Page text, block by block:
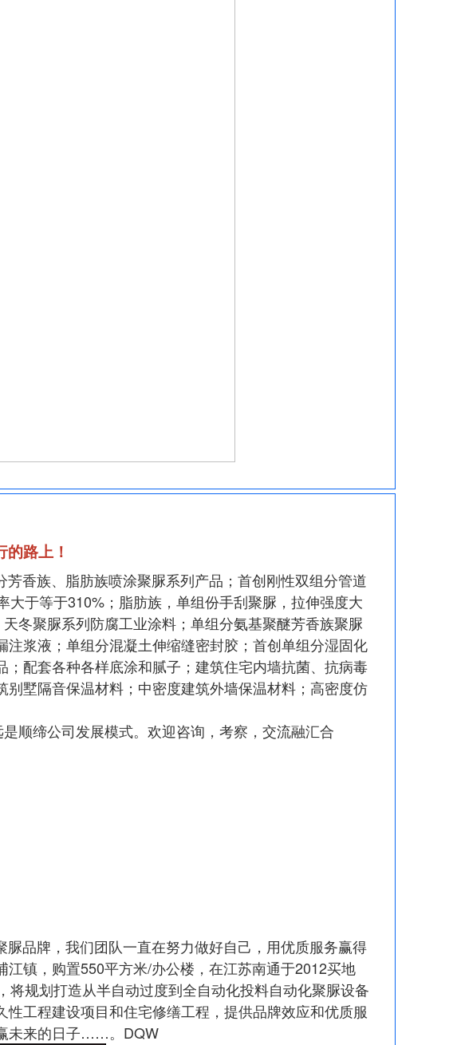
路上！
香族、脂肪族喷涂聚脲系列产品；首创刚性双组分管道
于等于310%；脂肪族，单组份手刮聚脲，拉伸强度大
冬聚脲系列防腐工业涂料；单组分氨基聚醚芳香族聚脲
浆液；单组分混凝土伸缩缝密封胶；首创单组分湿固化
配套各种各样底涂和腻子；建筑住宅内墙抗菌、抗病毒
墅隔音保温材料；中密度建筑外墙保温材料；高密度仿
顺缔公司发展模式。欢迎咨询，考察，交流融汇合
品牌，我们团队一直在努力做好自己，用优质服务赢得
镇，购置550平方米/办公楼，在江苏南通于2012买地
规划打造从半自动过度到全自动化投料自动化聚脲设备
工程建设项目和住宅修缮工程，提供品牌效应和优质服
未来的日子……。DQW